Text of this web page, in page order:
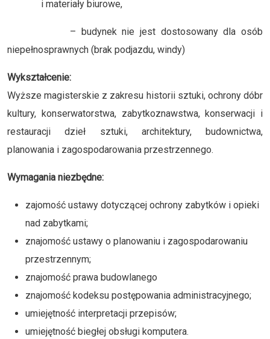
i materiały biurowe,
– budynek nie jest dostosowany dla osób
niepełnosprawnych (brak podjazdu, windy)
Wykształcenie:
Wyższe magisterskie z zakresu historii sztuki, ochrony dóbr
kultury, konserwatorstwa, zabytkoznawstwa, konserwacji i
restauracji dzieł sztuki, architektury, budownictwa,
planowania i zagospodarowania przestrzennego.
Wymagania niezbędne:
zajomość ustawy dotyczącej ochrony zabytków i opieki
nad zabytkami;
znajomość ustawy o planowaniu i zagospodarowaniu
przestrzennym;
znajomość prawa budowlanego
znajomość kodeksu postępowania administracyjnego;
umiejętność interpretacji przepisów;
umiejętność biegłej obsługi komputera.